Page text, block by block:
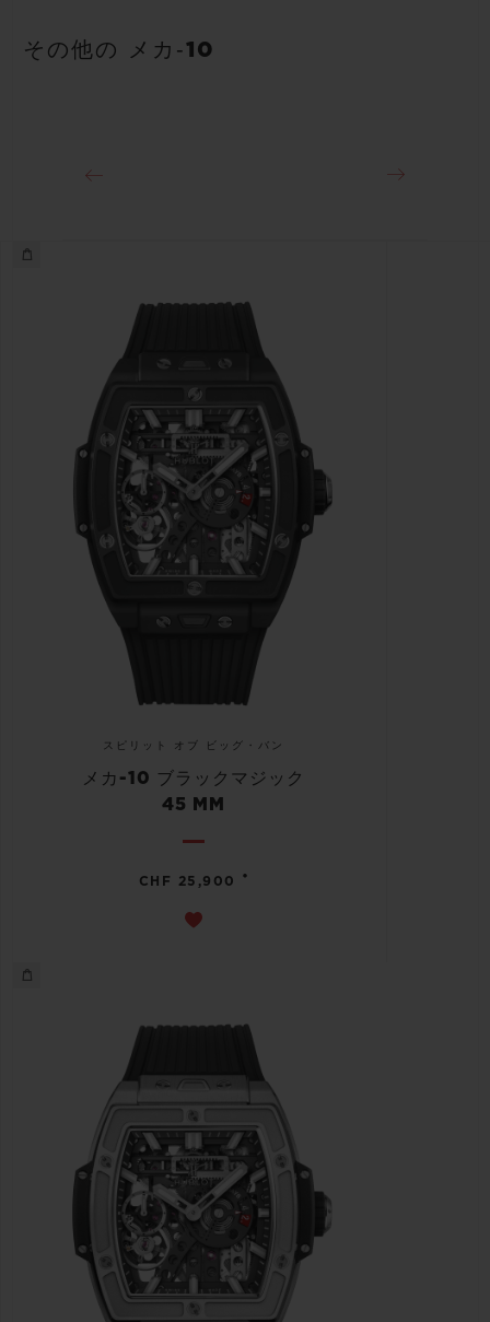
その他の メカ‐10
スピリット オブ ビッグ・バン
メカ-10 ブラックマジック
45 MM
CHF 25,900 •